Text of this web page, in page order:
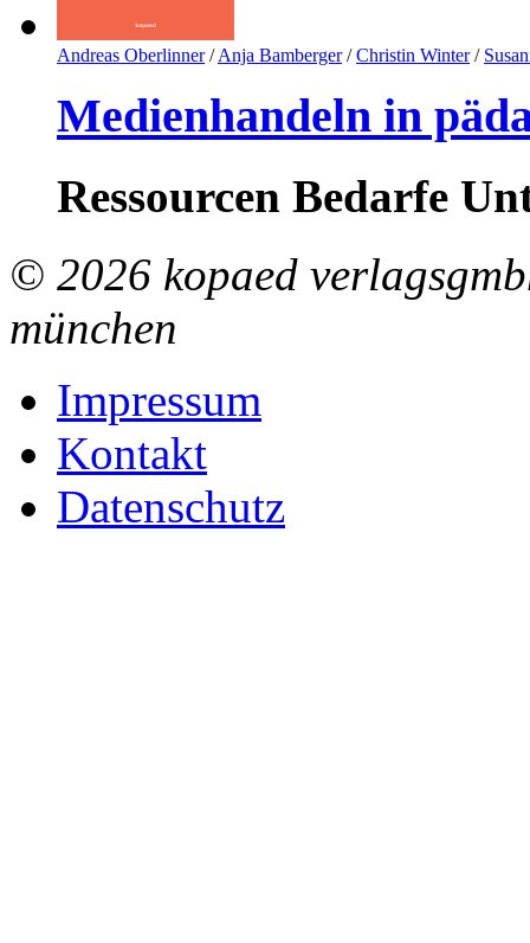
Andreas Oberlinner/Anja Bamberger/Christin Winter/
Medienhandeln in
Ressourcen Bedarfe
© 2026 kopaed
münchen
Impressum
Kontakt
Datenschutz